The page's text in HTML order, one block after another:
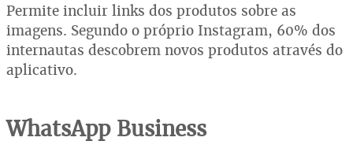
Permite incluir links dos produtos sobre as
imagens. Segundo o próprio Instagram, 60% dos
internautas descobrem novos produtos através do
aplicativo.
WhatsApp Business